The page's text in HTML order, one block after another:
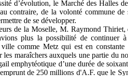
d’évolution, le Marché des Halles
contraire, de la volonté commune
de se développer.
de la Moselle, M. Raymond
plus la possibilité de continuer
ville comme Metz qui est en
maraîchers auxquels une partie du
emphytéotique d’une durée de
de 250 millions d'A.F. que le